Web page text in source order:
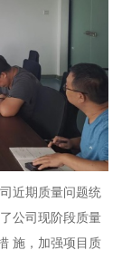
近期质量问题统
公司现阶段质量
施，加强项目质